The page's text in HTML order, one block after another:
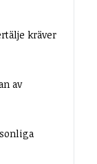
kräver
av